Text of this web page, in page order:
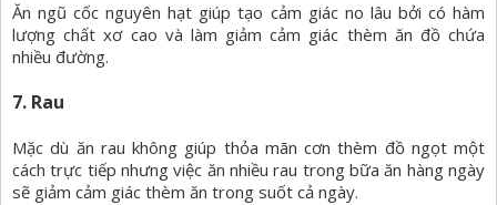
Ăn ngũ cốc nguyên hạt giúp tạo cảm giác no lâu bởi có hàm
lượng chất xơ cao và làm giảm cảm giác thèm ăn đồ chứa
nhiều đường.
7. Rau
Mặc dù ăn rau không giúp thỏa mãn cơn thèm đồ ngọt một
cách trực tiếp nhưng việc ăn nhiều rau trong bữa ăn hàng ngày
sẽ giảm cảm giác thèm ăn trong suốt cả ngày.